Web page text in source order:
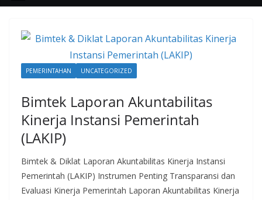
PEMERINTAHAN UNCATEGORIZED
Bimtek Laporan Akuntabilitas
Kinerja Instansi Pemerintah
(LAKIP)
Bimtek & Diklat Laporan Akuntabilitas Kinerja Instansi
Pemerintah (LAKIP) Instrumen Penting Transparansi dan
Evaluasi Kinerja Pemerintah Laporan Akuntabilitas Kinerja